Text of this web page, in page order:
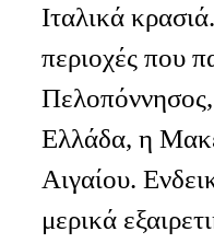
Ιταλικά
περιοχές που
Ελλάδα, η
Αιγαίου.
μερικά